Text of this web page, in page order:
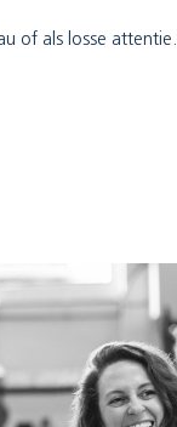
of als losse attentie.